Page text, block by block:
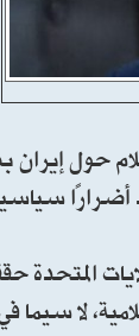
إيران
أضرارًا
المتحدة
لا سيما